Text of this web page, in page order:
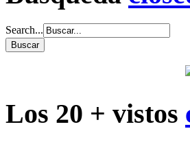
Search...
Los 20 + vistos